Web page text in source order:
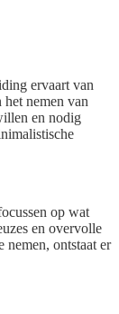
ervaart van
nemen van
en nodig
op wat
en overvolle
nemen, ontstaat er